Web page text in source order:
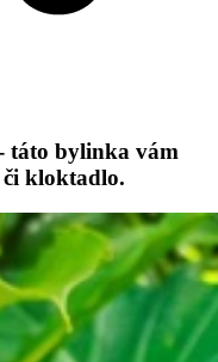
táto bylinka vám
či kloktadlo.